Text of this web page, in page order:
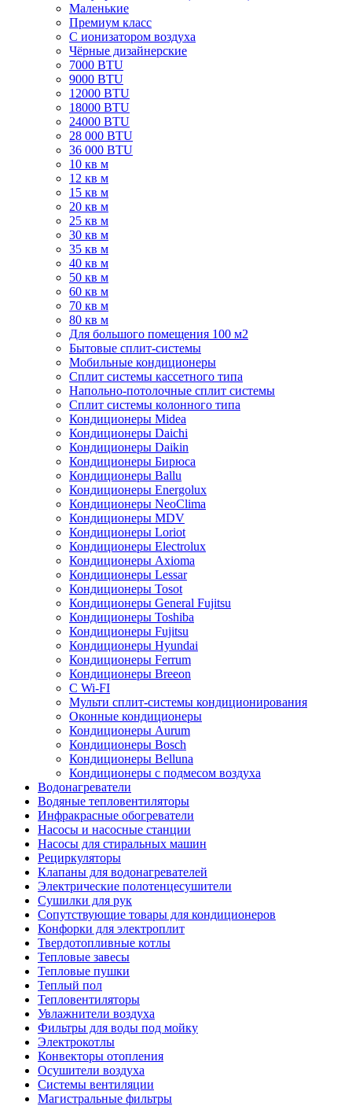
Маленькие
Премиум класс
C ионизатором воздуха
Чёрные дизайнерские
7000 BTU
9000 BTU
12000 BTU
18000 BTU
24000 BTU
28 000 BTU
36 000 BTU
10 кв м
12 кв м
15 кв м
20 кв м
25 кв м
30 кв м
35 кв м
40 кв м
50 кв м
60 кв м
70 кв м
80 кв м
Для большого помещения 100 м2
Бытовые сплит-системы
Мобильные кондиционеры
Сплит системы кассетного типа
Напольно-потолочные сплит системы
Сплит системы колонного типа
Кондиционеры Midea
Кондиционеры Daichi
Кондиционеры Daikin
Кондиционеры Бирюса
Кондиционеры Ballu
Кондиционеры Energolux
Кондиционеры NeoClima
Кондиционеры MDV
Кондиционеры Loriot
Кондиционеры Electrolux
Кондиционеры Axioma
Кондиционеры Lessar
Кондиционеры Tosot
Кондиционеры General Fujitsu
Кондиционеры Toshiba
Кондиционеры Fujitsu
Кондиционеры Hyundai
Кондиционеры Ferrum
Кондиционеры Breeon
С Wi-FI
Мульти сплит-системы кондиционирования
Оконные кондиционеры
Кондиционеры Aurum
Кондиционеры Bosch
Кондиционеры Belluna
Кондиционеры с подмесом воздуха
Водонагреватели
Водяные тепловентиляторы
Инфракрасные обогреватели
Насосы и насосные станции
Насосы для стиральных машин
Рециркуляторы
Клапаны для водонагревателей
Электрические полотенцесушители
Сушилки для рук
Сопутствующие товары для кондиционеров
Конфорки для электроплит
Твердотопливные котлы
Тепловые завесы
Тепловые пушки
Теплый пол
Тепловентиляторы
Увлажнители воздуха
Фильтры для воды под мойку
Электрокотлы
Конвекторы отопления
Осушители воздуха
Системы вентиляции
Магистральные фильтры